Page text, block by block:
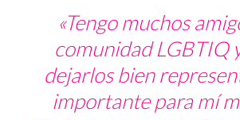
«Tengo muchos
comunidad LGBTIQ
dejarlos bien
importante para mí